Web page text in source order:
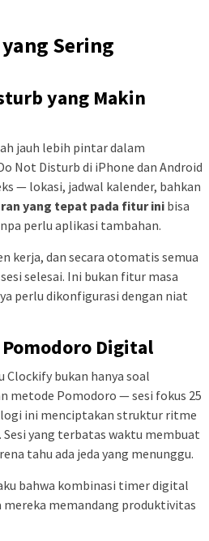
Sering
yang Makin
jauh lebih pintar dalam
Not Disturb di iPhone dan Android
— lokasi, jadwal kalender, bahkan
yang tepat pada fitur ini bisa
perlu aplikasi tambahan.
kerja, dan secara otomatis semua
selesai. Ini bukan fitur masa
perlu dikonfigurasi dengan niat
Digital
bukan hanya soal
metode Pomodoro — sesi fokus 25
ini menciptakan struktur ritme
yang terbatas waktu membuat
tahu ada jeda yang menunggu.
bahwa kombinasi timer digital
memandang produktivitas